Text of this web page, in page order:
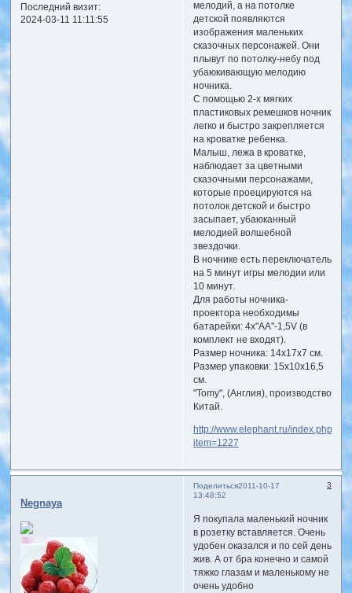
Последний визит:
2024-03-11 11:11:55
мелодий, а на потолке
детской появляются
изображения маленьких
сказочных персонажей. Они
плывут по потолку-небу под
убаюкивающую мелодию
ночника.
С помощью 2-х мягких
пластиковых ремешков ночник
легко и быстро закрепляется
на кроватке ребенка.
Малыш, лежа в кроватке,
наблюдает за цветными
сказочными персонажами,
которые проецируются на
потолок детской и быстро
засыпает, убаюканный
мелодией волшебной
звездочки.
В ночнике есть переключатель
на 5 минут игры мелодии или
10 минут.
Для работы ночника-
проектора необходимы
батарейки: 4х"АА"-1,5V (в
комплект не входят).
Размер ночника: 14х17х7 см.
Размер упаковки: 15х10х16,5
см.
"Tomy", (Англия), производство
Китай.
http://www.elephant.ru/index.php?
item=1227
Поделиться 3
2011-10-17
13:48:52
Negnaya
Я покупала маленький ночник
в розетку вставляется. Очень
удобен оказался и по сей день
жив. А от бра конечно и самой
тяжко глазам и маленькому не
очень удобно